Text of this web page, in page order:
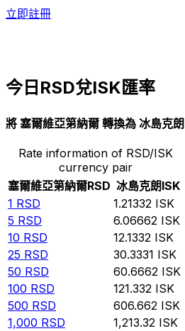
立即註冊
今日RSD兌ISK匯率
將 塞爾維亞第納爾 轉換為 冰島克朗
Rate information of RSD/ISK
currency pair
塞爾維亞第納爾RSD 冰島克朗ISK
1 RSD 1.21332 ISK
5 RSD 6.06662 ISK
10 RSD 12.1332 ISK
25 RSD 30.3331 ISK
50 RSD 60.6662 ISK
100 RSD 121.332 ISK
500 RSD 606.662 ISK
1,000 RSD 1,213.32 ISK